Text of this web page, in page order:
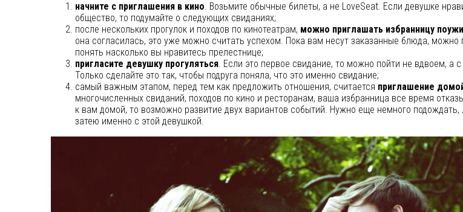
начните с приглашения в кино. Возьмите обычные билеты, а не LoveSeat. Если девушке
общество, то подумайте о следующих свиданиях;
после нескольких прогулок и походов по кинотеатрам, можно приглашать избранницу
она согласилась, это уже можно считать успехом. Пока вам несут заказанные блюда, можно
понять насколько вы нравитесь прелестнице;
пригласите девушку прогуляться. Если это первое свидание, то можно пойти не вдвоем, а
Только сделайте это так, чтобы подруга поняла, что это именно свидание;
самый важным этапом, перед тем как предложить отношения, считается приглашение
многочисленных свиданий, походов по кино и ресторанам, ваша избранница все время
к вам домой, то возможно развитие двух вариантов событий. Нужно еще немного подождать,
затею именно с этой девушкой.